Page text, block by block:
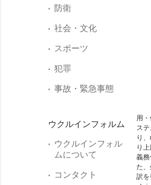
防衛
社会・文化
スポーツ
犯罪
事故・緊急事態
ウクルインフォルム
ウクルインフォル
ムについて
コンタクト
用
ス
り
り
義務
た、
訳を